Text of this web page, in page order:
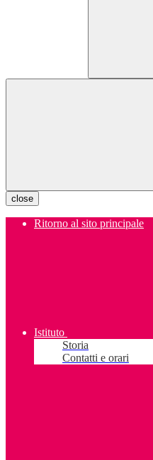
close
Ritorno al sito principale
Istituto
Storia
Contatti e orari